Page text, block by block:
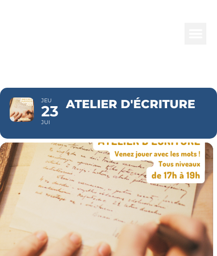
JEU
23
JUI
ATELIER D'ÉCRITURE